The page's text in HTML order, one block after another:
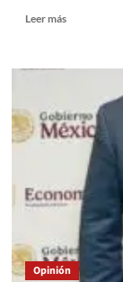
Leer másRead
EXCUSA
TONTOS
Opinión